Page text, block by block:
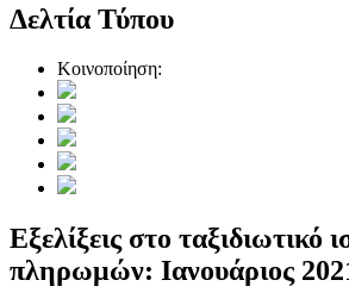
Δελτία Τύπου
Κοινοποίηση:
Εξελίξεις στο ταξιδιωτικό
πληρωμών: Ιανουάριος